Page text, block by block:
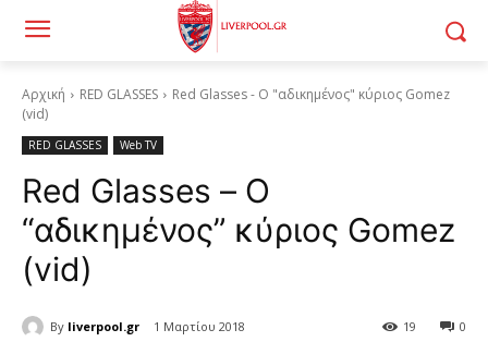
Αρχική RED GLASSES
Red Glasses - Ο "αδικημένος" κύριος Gomez
(vid)
RED GLASSES Web TV
Red Glasses – Ο
“αδικημένος” κύριος Gomez
(vid)
By liverpool.gr 1 Μαρτίου 2018 0
19